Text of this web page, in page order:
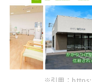
はまな整形外科
西澤整形外科ク
菅整形外科・内
かとう整形外科
まとめ：岡崎
おすすめ10選
ら
掲
載
情
の
情
報
拡
充
の
申